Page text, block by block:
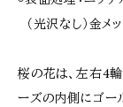
（光沢なし）金メ
桜の花は、左右4
ーズの内側にゴー